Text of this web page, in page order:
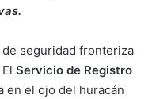
seguridad fronteriza
Servicio de Registro
en el ojo del huracán